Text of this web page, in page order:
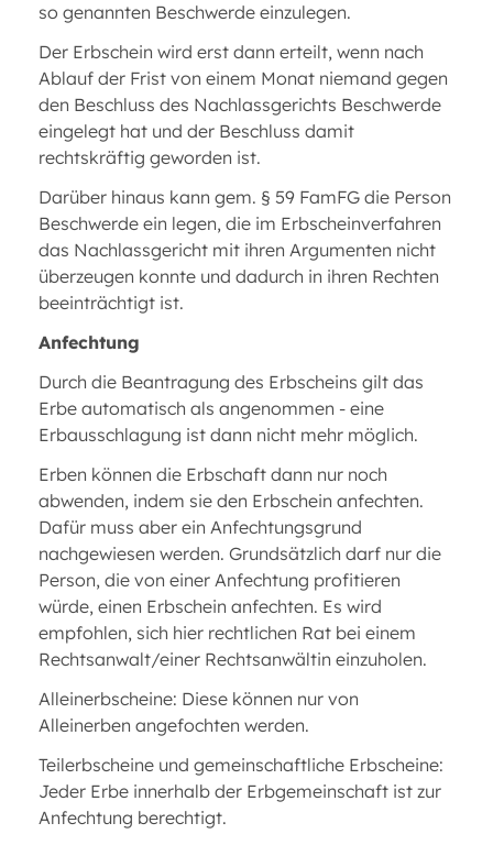
so genannten Beschwerde einzulegen.
Der Erbschein wird erst dann erteilt, wenn nach
Ablauf der Frist von einem Monat niemand gegen
den Beschluss des Nachlassgerichts Beschwerde
eingelegt hat und der Beschluss damit
rechtskräftig geworden ist.
Darüber hinaus kann gem. § 59 FamFG die Person
Beschwerde ein legen, die im Erbscheinverfahren
das Nachlassgericht mit ihren Argumenten nicht
überzeugen konnte und dadurch in ihren Rechten
beeinträchtigt ist.
Anfechtung
Durch die Beantragung des Erbscheins gilt das
Erbe automatisch als angenommen - eine
Erbausschlagung ist dann nicht mehr möglich.
Erben können die Erbschaft dann nur noch
abwenden, indem sie den Erbschein anfechten.
Dafür muss aber ein Anfechtungsgrund
nachgewiesen werden. Grundsätzlich darf nur die
Person, die von einer Anfechtung profitieren
würde, einen Erbschein anfechten. Es wird
empfohlen, sich hier rechtlichen Rat bei einem
Rechtsanwalt/einer Rechtsanwältin einzuholen.
Alleinerbscheine: Diese können nur von
Alleinerben angefochten werden.
Teilerbscheine und gemeinschaftliche Erbscheine:
Jeder Erbe innerhalb der Erbgemeinschaft ist zur
Anfechtung berechtigt.